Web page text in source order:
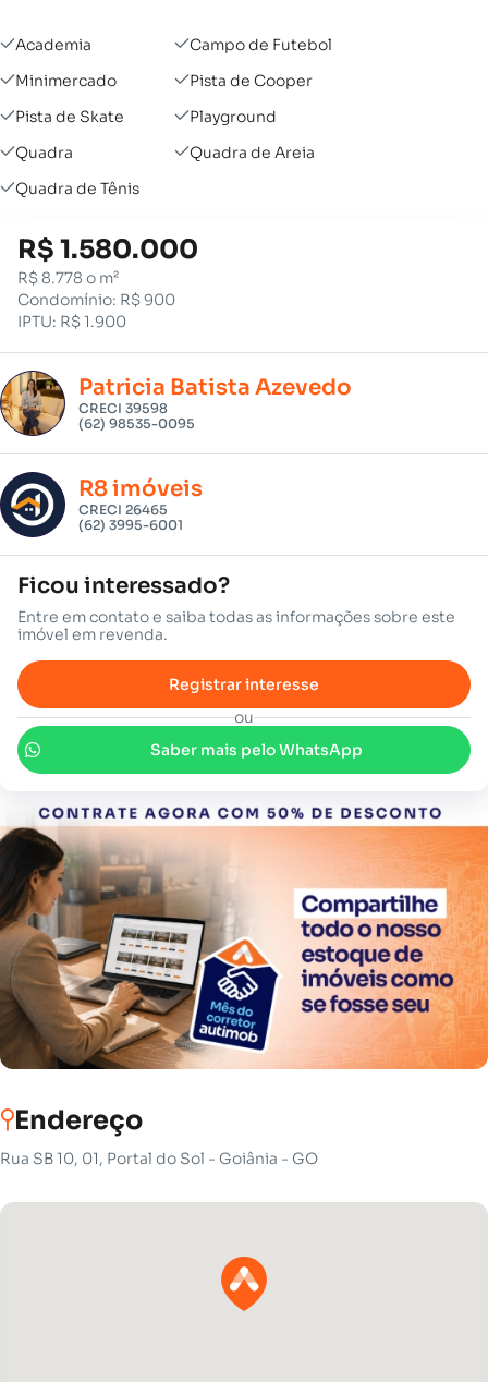
Academia
Campo de Futebol
Minimercado
Pista de Cooper
Pista de Skate
Playground
Quadra
Quadra de Areia
Quadra de Tênis
R$ 1.580.000
R$ 8.778 o m²
Condomínio: R$ 900
IPTU: R$ 1.900
Patricia Batista Azevedo
CRECI 39598
(62) 98535-0095
R8 imóveis
CRECI 26465
(62) 3995-6001
Ficou interessado?
Entre em contato e saiba todas as informações sobre este
imóvel em revenda.
Registrar interesse
ou
Saber mais pelo WhatsApp
Endereço
Rua SB 10, 01, Portal do Sol - Goiânia - GO